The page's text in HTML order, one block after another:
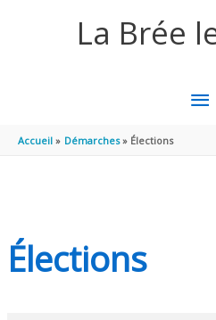
La Brée
Accueil Démarches Élections
Élections